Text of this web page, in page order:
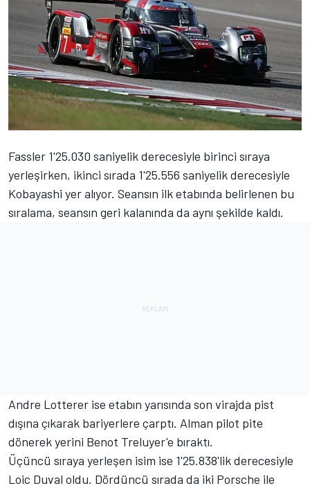
Fassler 1'25.030 saniyelik derecesiyle birinci sıraya
yerleşirken, ikinci sırada 1'25.556 saniyelik derecesiyle
Kobayashi yer alıyor. Seansın ilk etabında belirlenen bu
sıralama, seansın geri kalanında da aynı şekilde kaldı.
Andre Lotterer ise etabın yarısında son virajda pist
dışına çıkarak bariyerlere çarptı. Alman pilot pite
dönerek yerini Benot Treluyer'e bıraktı.
Üçüncü sıraya yerleşen isim ise 1'25.838'lik derecesiyle
Loic Duval oldu. Dördüncü sırada da iki Porsche ile